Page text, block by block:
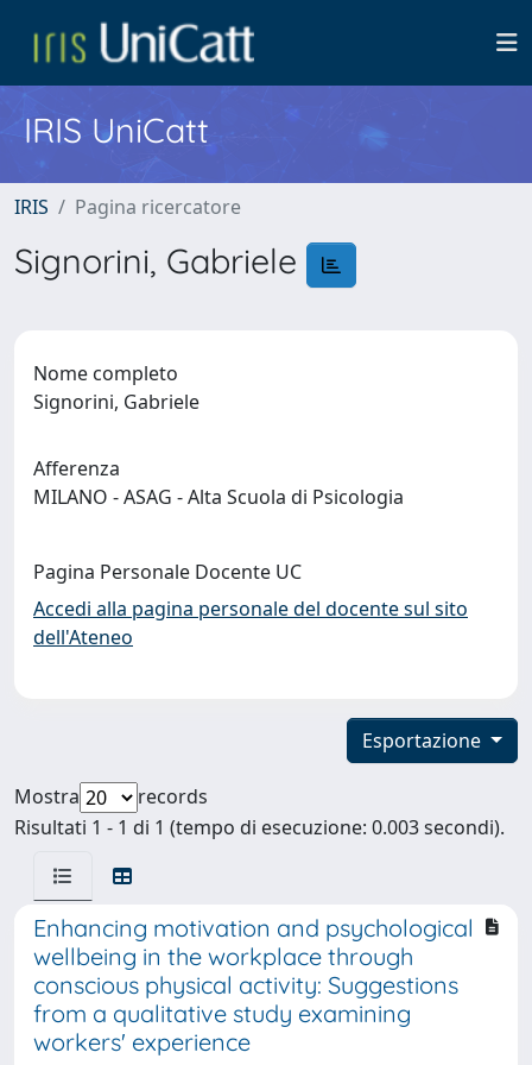
IRIS UniCatt
IRIS Pagina ricercatore
Signorini, Gabriele
Nome completo
Signorini, Gabriele
Afferenza
MILANO - ASAG - Alta Scuola di Psicologia
Pagina Personale Docente UC
Accedi alla pagina personale del docente sul sito
dell'Ateneo
Esportazione
Mostra
records
Risultati 1 - 1 di 1 (tempo di esecuzione: 0.003 secondi).
Enhancing motivation and psychological
wellbeing in the workplace through
conscious physical activity: Suggestions
from a qualitative study examining
workers' experience